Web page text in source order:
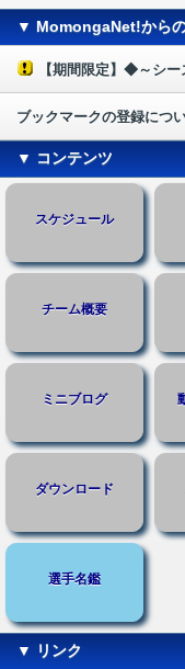
▼ MomongaNet!から
【期間限定】◆～シ
ブックマークの登録につ
▼ コンテンツ
スケジュール
チーム概要
ミニブログ
ダウンロード
選手名鑑
▼ リンク